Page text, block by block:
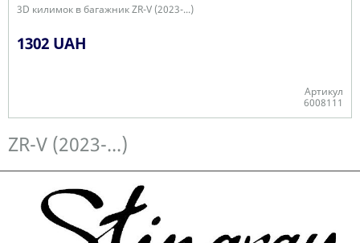
3D килимок в багажник ZR-V (2023-...)
1302 UAH
Артикул
6008111
ZR-V (2023-...)